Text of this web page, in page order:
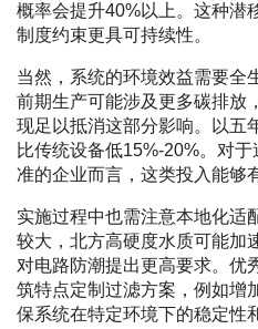
概率会提升40%以上。这种潜
制度约束更具可持续性。
当然，系统的环境效益需要全
前期生产可能涉及更多碳排放
现足以抵消这部分影响。以五
比传统设备低15%-20%。对
准的企业而言，这类投入能够
实施过程中也需注意本地化适
较大，北方高硬度水质可能加
对电路防潮提出更高要求。优
筑特点定制过滤方案，例如增
保系统在特定环境下的稳定性